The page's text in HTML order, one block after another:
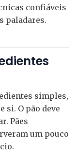
confiáveis
paladares.
simples,
si. O pão deve
Pães
um pouco